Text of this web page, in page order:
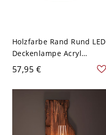
Holzfarbe Rand Rund LED
Deckenlampe Acryl
Schirm Einfachheit
Moderne 1-Licht
Deckenleuchte - Holz
110V-120V 30,48 cm
57,95 €